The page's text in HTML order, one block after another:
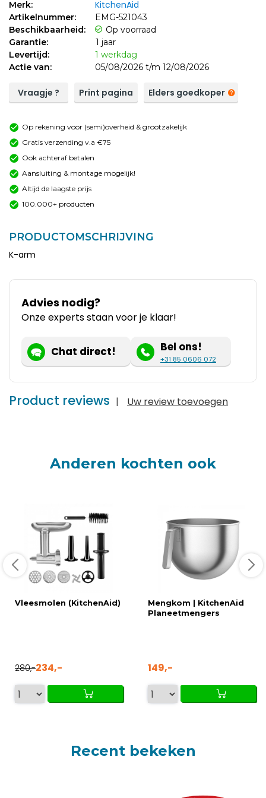
Merk: KitchenAid
Artikelnummer:
EMG-521043
Beschikbaarheid:
Op voorraad
Garantie:
1 jaar
Levertijd:
1 werkdag
Actie van:
05/08/2026 t/m 12/08/2026
Vraagje ? Print pagina Elders goedkoper
Op rekening voor (semi)overheid & grootzakelijk
Gratis verzending v.a €75
Ook achteraf betalen
Aansluiting & montage mogelijk!
Altijd de laagste prijs
100.000+ producten
PRODUCTOMSCHRIJVING
K-arm
Advies nodig?
Onze experts staan voor je klaar!
Chat direct! Bel ons!
+31 85 0606 072
Product reviews | Uw review toevoegen
Anderen kochten ook
Vleesmolen (KitchenAid)
280,-234,-
Mengkom | KitchenAid
Planeetmengers
149,-
Recent bekeken